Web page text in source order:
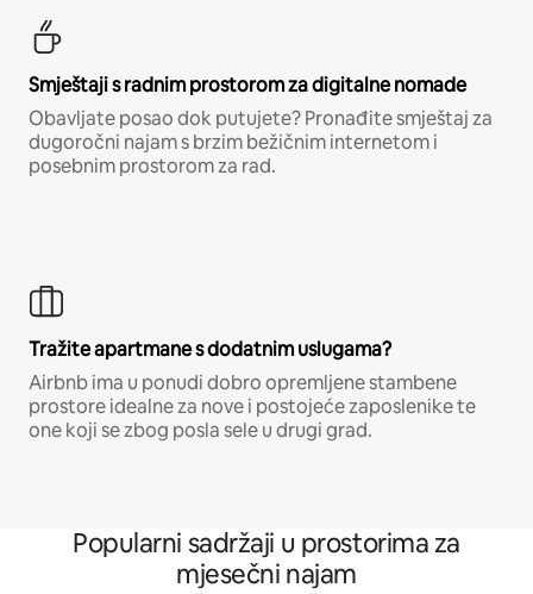
Smještaji s radnim prostorom za digitalne nomade
Obavljate posao dok putujete? Pronađite smještaj za
dugoročni najam s brzim bežičnim internetom i
posebnim prostorom za rad.
Tražite apartmane s dodatnim uslugama?
Airbnb ima u ponudi dobro opremljene stambene
prostore idealne za nove i postojeće zaposlenike te
one koji se zbog posla sele u drugi grad.
Popularni sadržaji u prostorima za
mjesečni najam